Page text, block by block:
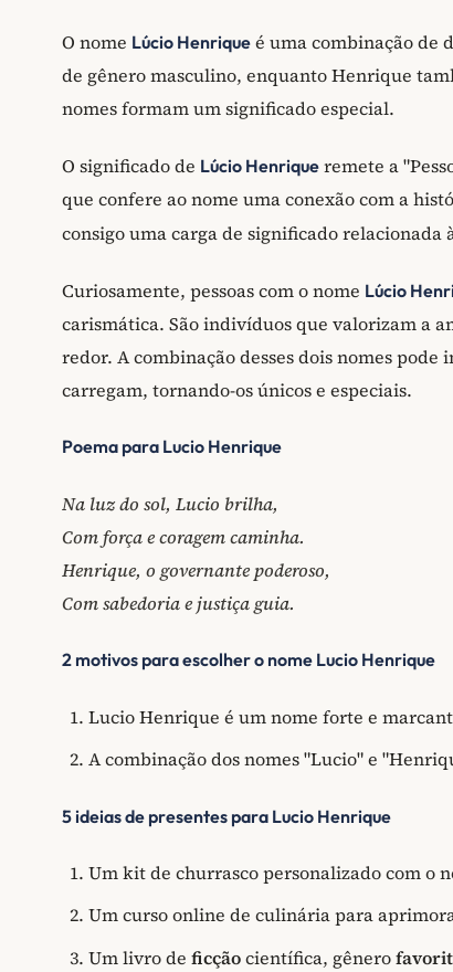
O nome Lúcio Henrique é uma combinação de
de gênero masculino, enquanto Henrique
nomes formam um significado especial.
O significado de Lúcio Henrique remete a
que confere ao nome uma conexão com a
consigo uma carga de significado relacionada
Curiosamente, pessoas com o nome Lúcio
carismática. São indivíduos que valorizam a
redor. A combinação desses dois nomes
carregam, tornando-os únicos e especiais.
Poema para Lucio Henrique
Na luz do sol, Lucio brilha,
Com força e coragem caminha.
Henrique, o governante poderoso,
Com sabedoria e justiça guia.
2 motivos para escolher o nome Lucio Henrique
Lucio Henrique é um nome forte e
A combinação dos nomes "Lucio" e
5 ideias de presentes para Lucio Henrique
Um kit de churrasco personalizado com o
Um curso online de culinária para
Um livro de ficçãocientífica, gênero